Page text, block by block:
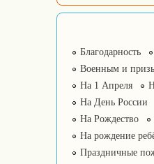
Благодарность
Военным и
На 1 Апреля
На День России
На Рождество
На рождение
Праздничные